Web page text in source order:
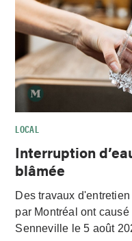
LOCAL
Interruption
blâmée
Des travaux
par Montréal ont
Senneville le 5 août